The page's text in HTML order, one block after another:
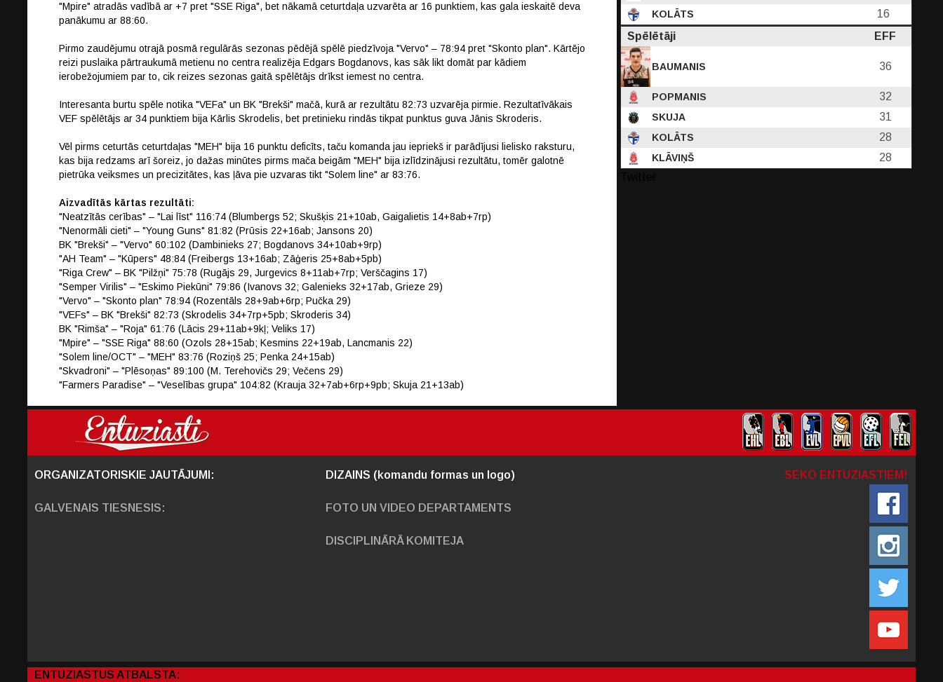
"Mpire" atradās vadībā ar +7 pret "SSE Riga", bet nākamā ceturtdaļa uzvarēta ar 16 punktiem, kas gala ieskaitē deva
panākumu ar 88:60.
Pirmo zaudējumu otrajā posmā regulārās sezonas pēdējā spēlē piedzīvoja "Vervo" – 78:94 pret "Skonto plan". Kārtējo
reizi puslaika pārtraukumā metienu no centra realizēja Edgars Bogdanovs, kas sāk likt domāt par kādiem
ierobežojumiem par to, cik reizes sezonas gaitā spēlētājs drīkst iemest no centra.
Interesanta burtu spēle notika "VEFa" un BK "Brekši" mačā, kurā ar rezultātu 82:73 uzvarēja pirmie. Rezultatīvākais
VEF spēlētājs ar 34 punktiem bija Kārlis Skrodelis, bet pretinieku rindās tikpat punktus guva Jānis Skroderis.
Vēl pirms ceturtās ceturtdaļas "MEH" bija 16 punktu deficīts, taču komanda jau iepriekš ir parādījusi lielisko raksturu,
kas bija redzams arī šoreiz, jo dažas minūtes pirms mača beigām "MEH" bija izlīdzinājusi rezultātu, tomēr galotnē
pietrūka veiksmes un precizitātes, kas ļāva pie uzvaras tikt "Solem line" ar 83:76.
Aizvadītās kārtas rezultāti:
"Neatzītās cerības" – "Lai līst" 116:74 (Blumbergs 52; Skušķis 21+10ab, Gaigalietis 14+8ab+7rp)
"Nenormāli cieti" – "Young Guns" 81:82 (Prūsis 22+16ab; Jansons 20)
BK "Brekši" – "Vervo" 60:102 (Dambinieks 27; Bogdanovs 34+10ab+9rp)
"AH Team" – "Kūpers" 48:84 (Freibergs 13+16ab; Zāģeris 25+8ab+5pb)
"Riga Crew" – BK "Pilžņi" 75:78 (Rugājs 29, Jurgevics 8+11ab+7rp; Verščagins 17)
"Semper Virilis" – "Eskimo Piekūni" 79:86 (Ivanovs 32; Galenieks 32+17ab, Grieze 29)
"Vervo" – "Skonto plan" 78:94 (Rozentāls 28+9ab+6rp; Pučka 29)
"VEFs" – BK "Brekši" 82:73 (Skrodelis 34+7rp+5pb; Skroderis 34)
BK "Rimša" – "Roja" 61:76 (Lācis 29+11ab+9kļ; Veliks 17)
"Mpire" – "SSE Riga" 88:60 (Ozols 28+15ab; Kesmins 22+19ab, Lancmanis 22)
"Solem line/OCT" – "MEH" 83:76 (Roziņš 25; Penka 24+15ab)
"Skvadroni" – "Plēsoņas" 89:100 (M. Terehovičs 29; Večens 29)
"Farmers Paradise" – "Veselības grupa" 104:82 (Krauja 32+7ab+6rp+9pb; Skuja 21+13ab)
KOLĀTS
16
Spēlētāji
EFF
BAUMANIS 36
POPMANIS 32
SKUJA 31
KOLĀTS 28
KLĀVIŅŠ
28
ORGANIZATORISKIE JAUTĀJUMI:
GALVENAIS TIESNESIS:
DIZAINS (komandu formas un logo)
FOTO UN VIDEO DEPARTAMENTS
DISCIPLINĀRĀ KOMITEJA
SEKO ENTUZIASTIEM!
ENTUZIASTUS ATBALSTA: